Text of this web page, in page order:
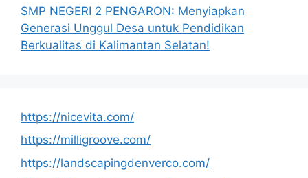
SMP NEGERI 2 PENGARON: Menyiapkan
Generasi Unggul Desa untuk Pendidikan
Berkualitas di Kalimantan Selatan!
https://nicevita.com/
https://milligroove.com/
https://landscapingdenverco.com/